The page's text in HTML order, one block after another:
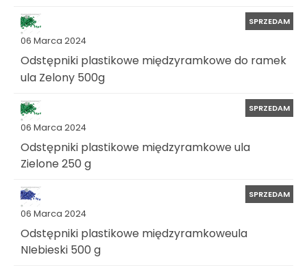
06 Marca 2024
SPRZEDAM
Odstępniki plastikowe międzyramkowe do ramek
ula Zelony 500g
06 Marca 2024
SPRZEDAM
Odstępniki plastikowe międzyramkowe ula
Zielone 250 g
06 Marca 2024
SPRZEDAM
Odstępniki plastikowe międzyramkoweula
NIebieski 500 g